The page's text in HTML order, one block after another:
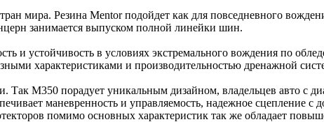
мира. Резина Mentor подойдет как для повседневного
занимается выпуском полной линейки шин.
и устойчивость в условиях экстремального вождения по
характеристиками и производительностью дренажной
М350 порадует уникальным дизайном, владельцев авто с
маневренность и управляемость, надежное
помимо основных характеристик так же обладает